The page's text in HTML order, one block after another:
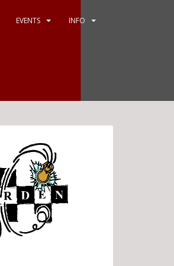
EVENTS INFO